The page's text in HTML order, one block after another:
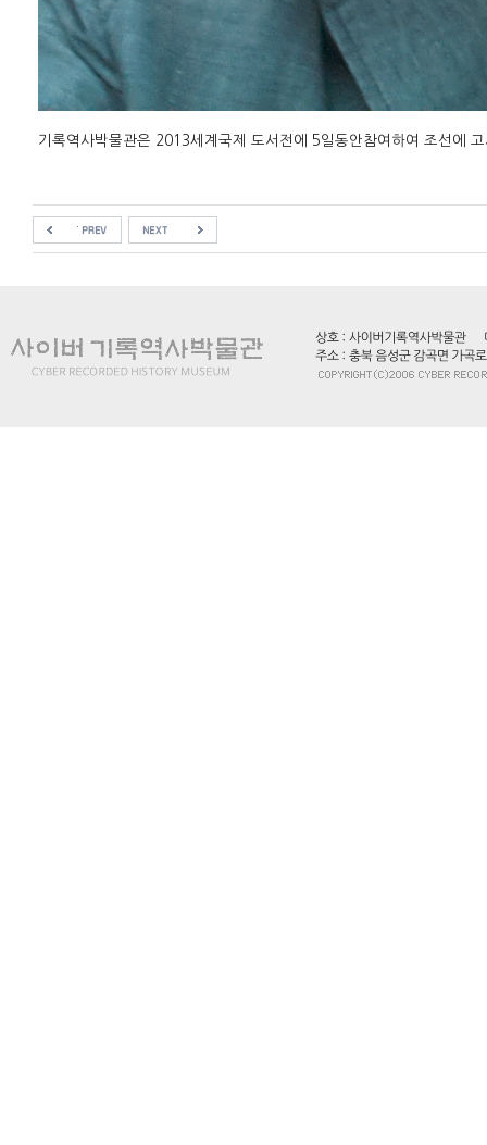
기록역사박물관은 2013세계국제 도서전에 5일동안참여하여 조선에